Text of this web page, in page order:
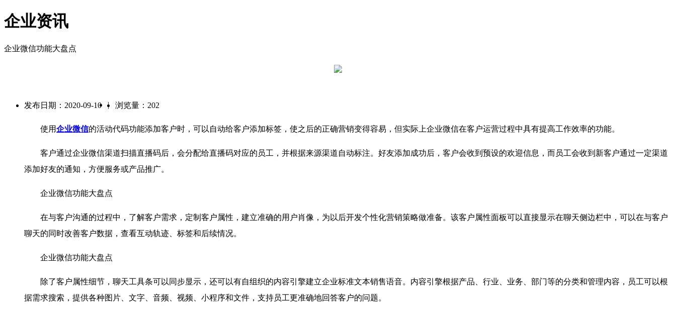
企业资讯
企业微信功能大盘点
发布日期：2020-09-10 | 浏览量：202
使用企业微信的活动代码功能添加客户时，可以自动给客户添加标签，使之后的正确营销变得容易，但实际上企业微信在客户运营过程中具有提高工作效率的功能。
客户通过企业微信渠道扫描直播码后，会分配给直播码对应的员工，并根据来源渠道自动标注。好友添加成功后，客户会收到预设的欢迎信息，而员工会收到新客户通过一定渠道
添加好友的通知，方便服务或产品推广。
企业微信功能大盘点
在与客户沟通的过程中，了解客户需求，定制客户属性，建立准确的用户肖像，为以后开发个性化营销策略做准备。该客户属性面板可以直接显示在聊天侧边栏中，可以在与客户
聊天的同时改善客户数据，查看互动轨迹、标签和后续情况。
企业微信功能大盘点
除了客户属性细节，聊天工具条可以同步显示，还可以有自组织的内容引擎建立企业标准文本销售语音。内容引擎根据产品、行业、业务、部门等的分类和管理内容，员工可以根
据需求搜索，提供各种图片、文字、音频、视频、小程序和文件，支持员工更准确地回答客户的问题。